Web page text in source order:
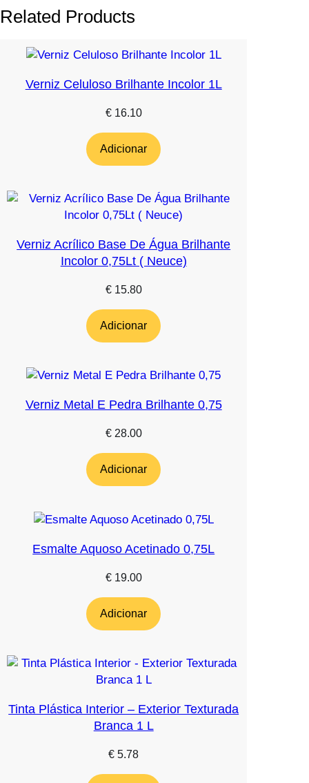
Related Products
Verniz Celuloso Brilhante Incolor 1L
€16.10
Adicionar
Verniz Acrílico Base De Água Brilhante
Incolor 0,75Lt ( Neuce)
€15.80
Adicionar
Verniz Metal E Pedra Brilhante 0,75
€28.00
Adicionar
Esmalte Aquoso Acetinado 0,75L
€19.00
Adicionar
Tinta Plástica Interior – Exterior Texturada
Branca 1 L
€ 5.78